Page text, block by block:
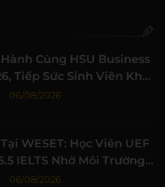
Cùng HSU Business
Tiếp Sức Sinh Viên Khởi
Nghiệp
06/08/2026
WESET: Học Viên UEF
IELTS Nhờ Môi Trường
Tập Chất Lượng
06/08/2026